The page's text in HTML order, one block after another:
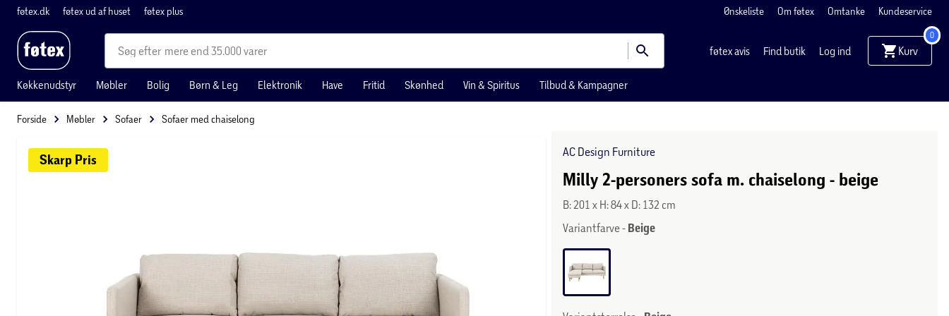
føtex.dk føtex ud af huset føtex plus Ønskeliste Om føtex Omtanke Kundeservice
mere end 35.000 varer føtex avis Find butik Log ind Kurv
0
Køkkenudstyr Møbler Bolig Børn & Leg Elektronik Have Fritid Skønhed Vin & Spiritus Tilbud & Kampagner
Forside Møbler Sofaer Sofaer med chaiselong
Skarp Pris
AC Design Furniture
Milly 2-personers sofa m. chaiselong - beige
B: 201 x H: 84 x D: 132 cm
Variantfarve - Beige